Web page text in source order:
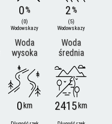
0%
(0)
Wodowskazy
Woda
wysoka
2%
(5)
Wodowskazy
Woda
średnia
0km 2415km